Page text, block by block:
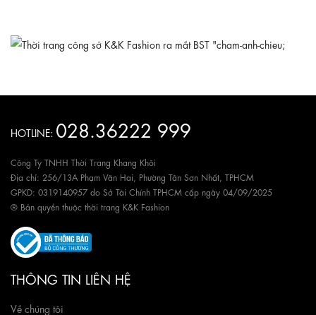
HOTLINE: 028.36222 999
Công Ty TNHH Thời Trang Khang Khôi
Địa chỉ: 256/13A Phạm Văn Hai, Phường Tân Sơn Nhất, TPHCM
GPKD: 0319140957 do Sở Tài Chính TPHCM cấp ngày 04/09/2025
® Bản quyền thuộc thời trang K&K Fashion
THÔNG TIN LIÊN HỆ
Về chúng tôi